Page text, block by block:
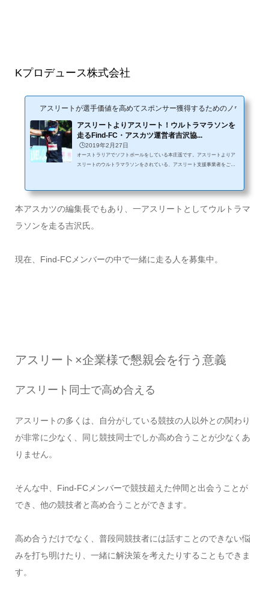
Kプロデュース株式会社
アスリートが選手価値を高めてスポンサー獲得するためのノウハウサ
アスリートよりアスリート！ウルトラマラソンを
走るFind-FC・アスカツ運営者吉沢協...
🕒️2019年2月27日
オーストラリアでソフトボールをしている本庄遥です。アスリートよりア
スリートのウルトラマラソンをされている、アスリート支援事業者をご存
ピックアップアスリート 名前：吉沢協平競技：ウルトラマラソン活動場
所：横浜拠点ですが、全国...
本アスカツの編集長でもあり、一アスリートとしてウルトラマ
ラソンを走る吉沢氏。
現在、Find-FCメンバーの中で一緒に走る人を募集中。
アスリート×企業様で懇親会を行う意義
アスリート同士で高め合える
アスリートの多くは、自分がしている競技の人以外との関わり
が非常に少なく、同じ競技同士でしか高め合うことが少なくあ
りません。
そんな中、Find-FCメンバーで競技超えた仲間と出会うことが
でき、他の競技者と高め合うことができます。
高め合うだけでなく、普段同競技者には話すことのできない悩
みを打ち明けたり、一緒に解決策を考えたりすることもできま
す。